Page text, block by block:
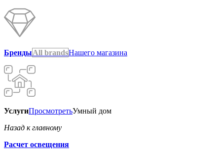
БрендыAll brandsНашего магазина
УслугиПросмотретьУмный дом
Назад к главному
Расчет освещения